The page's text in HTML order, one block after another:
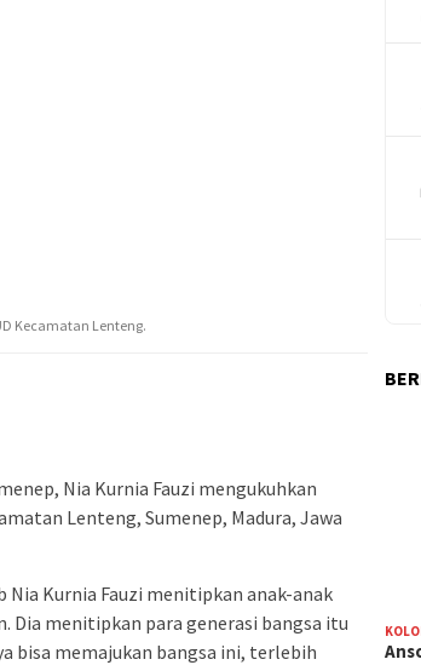
Kecamatan Lenteng.
Nia Kurnia Fauzi mengukuhkan
Lenteng, Sumenep, Madura, Jawa
Kurnia Fauzi menitipkan anak-anak
Dia menitipkan para generasi bangsa itu
bisa memajukan bangsa ini, terlebih